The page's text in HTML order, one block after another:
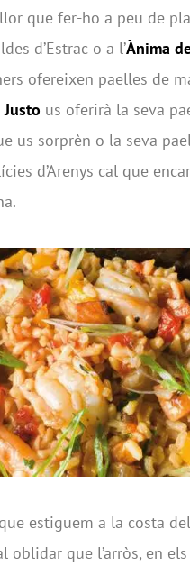
que fer-ho a peu de
d’Estrac o a l’Ànima
ofereixen paelles de
us oferirà la seva
us sorprèn o la seva
d’Arenys cal que
estiguem a la costa
oblidar que l’arròs, en